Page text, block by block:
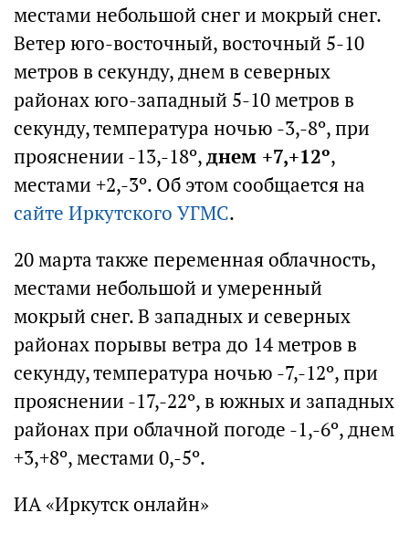
местами небольшой снег и мокрый снег.
Ветер юго-восточный, восточный 5-10
метров в секунду, днем в северных
районах юго-западный 5-10 метров в
секунду, температура ночью -3,-8º, при
прояснении -13,-18º,днем +7,+12º,
местами +2,-3º. Об этом сообщается на
сайте Иркутского УГМС.
20 марта также переменная облачность,
местами небольшой и умеренный
мокрый снег. В западных и северных
районах порывы ветра до 14 метров в
секунду, температура ночью -7,-12º, при
прояснении -17,-22º, в южных и западных
районах при облачной погоде -1,-6º, днем
+3,+8º, местами 0,-5º.
ИА «Иркутск онлайн»